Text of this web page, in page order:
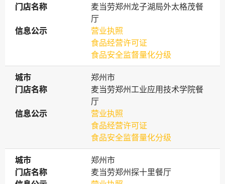
门店名称
门店名称
麦当劳郑州龙子湖局外太格茂餐
厅
信息公示
信息公示
营业执照
食品经营许可证
食品安全监督量化分级
城市
城市
郑州市
门店名称
门店名称
麦当劳郑州工业应用技术学院餐
厅
信息公示
信息公示
营业执照
食品经营许可证
食品安全监督量化分级
城市
城市
郑州市
门店名称
门店名称
麦当劳郑州探十里餐厅